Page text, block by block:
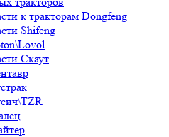
к тракторам Dongfeng
Shifeng
Скаут